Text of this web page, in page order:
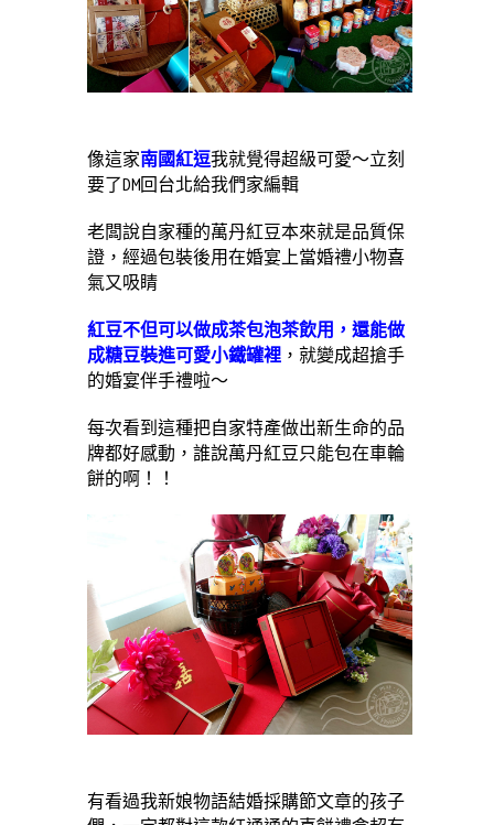
像這家南國紅逗我就覺得超級可愛～立刻
要了DM回台北給我們家編輯
老闆說自家種的萬丹紅豆本來就是品質保
證，經過包裝後用在婚宴上當婚禮小物喜
氣又吸睛
紅豆不但可以做成茶包泡茶飲用，還能做
成糖豆裝進可愛小鐵罐裡 ，就變成超搶手
的婚宴伴手禮啦～
每次看到這種把自家特產做出新生命的品
牌都好感動，誰說萬丹紅豆只能包在車輪
餅的啊！！
有看過我新娘物語結婚採購節文章的孩子